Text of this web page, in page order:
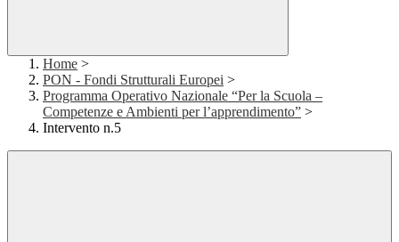
Home >
PON - Fondi Strutturali Europei >
Programma Operativo Nazionale “Per la Scuola –
Competenze e Ambienti per l’apprendimento” >
Intervento n.5